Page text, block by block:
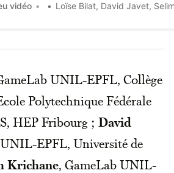
vidéo Loïse Bilat, David Javet, Selim Krichane, Isaac Pante et Yannick
UNIL-EPFL, Collège
Polytechnique Fédérale
HEP Fribourg ; David
EPFL, Université de
Krichane, GameLab UNIL-